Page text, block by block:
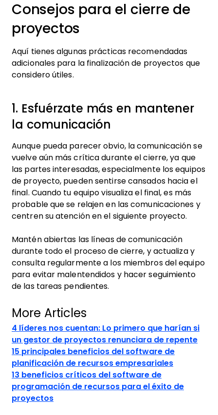
Consejos para el cierre de
proyectos
Aquí tienes algunas prácticas recomendadas
adicionales para la finalización de proyectos que
considero útiles.
1. Esfuérzate más en mantener
la comunicación
Aunque pueda parecer obvio, la comunicación se
vuelve aún más crítica durante el cierre, ya que
las partes interesadas, especialmente los equipos
de proyecto, pueden sentirse cansados hacia el
final. Cuando tu equipo visualiza el final, es más
probable que se relajen en las comunicaciones y
centren su atención en el siguiente proyecto.
Mantén abiertas las líneas de comunicación
durante todo el proceso de cierre, y actualiza y
consulta regularmente a los miembros del equipo
para evitar malentendidos y hacer seguimiento
de las tareas pendientes.
More Articles
4 líderes nos cuentan: Lo primero que harían si
un gestor de proyectos renunciara de repente
15 principales beneficios del software de
planificación de recursos empresariales
13 beneficios críticos del software de
programación de recursos para el éxito de
proyectos